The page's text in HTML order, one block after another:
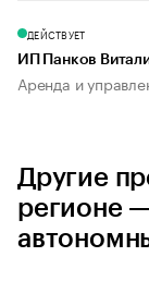
ДЕЙСТВУЕТ
ИП Панков
Аренда и
Другие
регионе